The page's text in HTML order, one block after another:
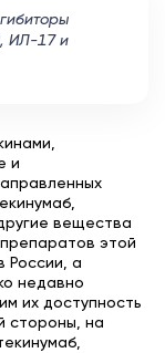
ИЛ-17 и
и
вещества
этой
России, а
недавно
их доступность
стороны, на